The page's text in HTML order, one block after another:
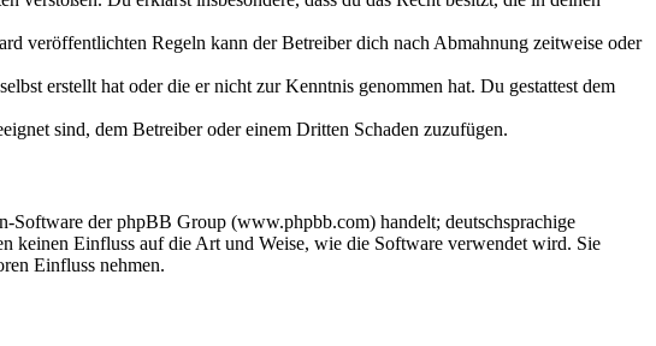
veröffentlichten Regeln kann der Betreiber dich nach Abmahnung zeitweise oder
erstellt hat oder die er nicht zur Kenntnis genommen hat. Du gestattest dem
sind, dem Betreiber oder einem Dritten Schaden zuzufügen.
Software der phpBB Group (www.phpbb.com) handelt; deutschsprachige
keinen Einfluss auf die Art und Weise, wie die Software verwendet wird. Sie
Einfluss nehmen.